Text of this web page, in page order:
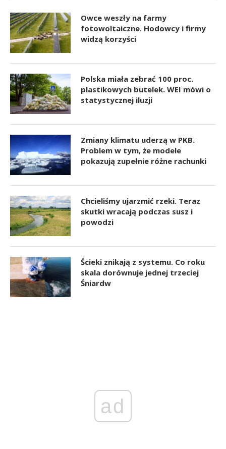
Owce weszły na farmy
fotowoltaiczne. Hodowcy i firmy
widzą korzyści
Polska miała zebrać 100 proc.
plastikowych butelek. WEI mówi o
statystycznej iluzji
Zmiany klimatu uderzą w PKB.
Problem w tym, że modele
pokazują zupełnie różne rachunki
Chcieliśmy ujarzmić rzeki. Teraz
skutki wracają podczas susz i
powodzi
Ścieki znikają z systemu. Co roku
skala dorównuje jednej trzeciej
Śniardw
ad